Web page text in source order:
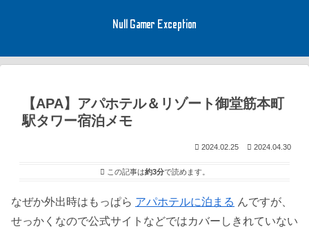
Null Gamer Exception
【APA】アパホテル＆リゾート御堂筋本町
駅タワー宿泊メモ
2024.02.25 2024.04.30
この記事は約3分で読めます。
なぜか外出時はもっぱら アパホテルに泊まる んですが、
せっかくなので公式サイトなどではカバーしきれていない